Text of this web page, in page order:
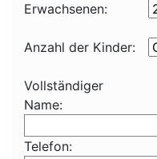
Erwachsenen:
Anzahl der Kinder:
Vollständiger
Name:
Telefon: